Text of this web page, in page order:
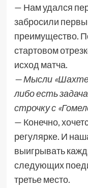
— Нам удался
забросили
преимущество.
стартовом
исход матча.
— Мысли
либо есть
строчку с
— Конечно,
регулярке. И
выигрывать
следующих
третье место.